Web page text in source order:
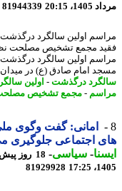
20:15
81944339
اولین سالگرد درگذشت
مجمع تشخیص مصلحت نظام
اولین سالگرد درگذشت
امام صادق (ع) در میدان
درگذشت-اولین سالگرد-
-مجمع تشخیص مصلحت
امانی: گفت وگوی ملی
اجتماعی جلوگیری می
-سیاسی-
81929928